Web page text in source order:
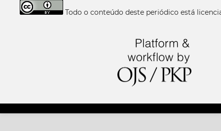
Todo o conteúdo deste periódico está